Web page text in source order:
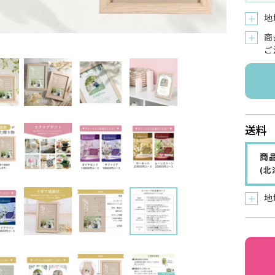
＋
地
＋
送料
商
(北
＋ 地